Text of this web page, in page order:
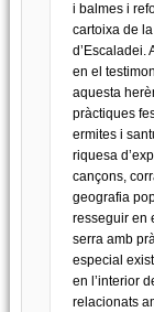
i balmes i
cartoixa de
d’Escaladei.
en el
aquesta
pràctiques
ermites i
riquesa
cançons,
geografia
resseguir en
serra amb
especial
en l’interior
relacionats